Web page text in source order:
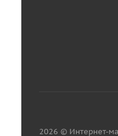
2026 © Интернет-